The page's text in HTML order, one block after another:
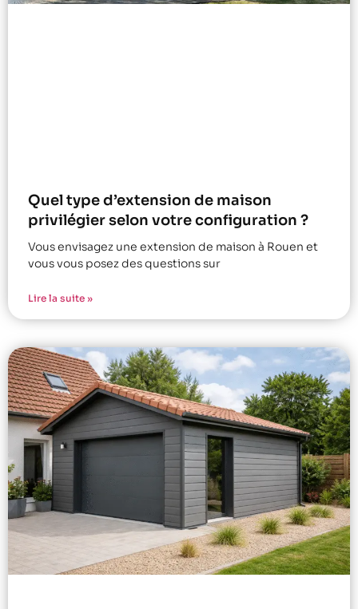
Quel type d’extension de maison
privilégier selon votre configuration ?
Vous envisagez une extension de maison à Rouen et
vous vous posez des questions sur
Lire la suite »